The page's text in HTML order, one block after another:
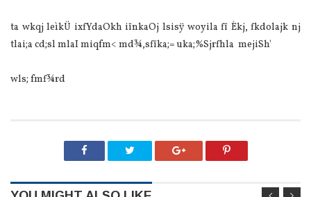
ta wkqj leìkÜ‌ ixfYdaOkh iïnkaOj lsisÿ woyila‌ fï Èkj, fkdola‌jk nj
tla‌i;a cd;sl mla‌I miqfm< md¾,sfïka;= uka;%Sjrfhla‌ mejiSh'
wls; fmf¾rd